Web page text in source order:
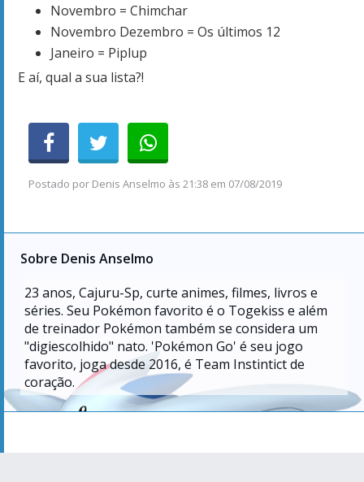
Novembro = Chimchar
Novembro Dezembro = Os últimos 12
Janeiro = Piplup
E aí, qual a sua lista?!
Postado por Denis Anselmo às 21:38 em 07/08/2019
Sobre Denis Anselmo
23 anos, Cajuru-Sp, curte animes, filmes, livros e
séries. Seu Pokémon favorito é o Togekiss e além
de treinador Pokémon também se considera um
"digiescolhido" nato. 'Pokémon Go' é seu jogo
favorito, joga desde 2016, é Team Instintict de
coração.